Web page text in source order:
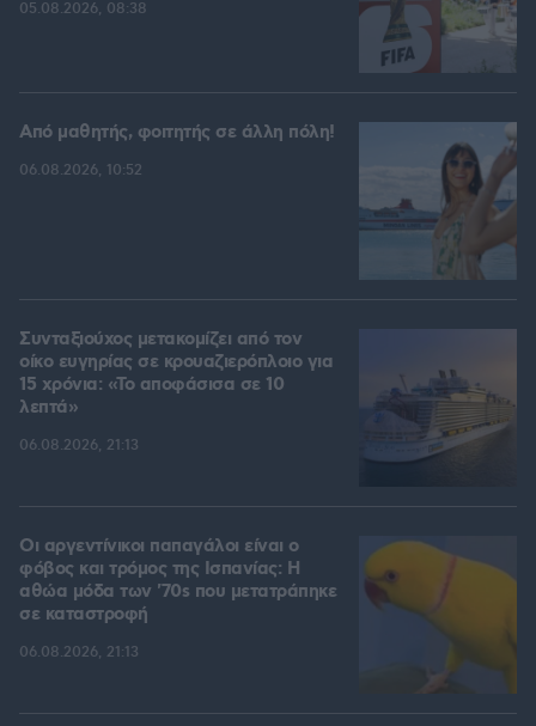
05.08.2026, 08:38
Από μαθητής, φοιτητής σε άλλη πόλη!
06.08.2026, 10:52
Συνταξιούχος μετακομίζει από τον
οίκο ευγηρίας σε κρουαζιερόπλοιο για
15 χρόνια: «Το αποφάσισα σε 10
λεπτά»
06.08.2026, 21:13
Οι αργεντίνικοι παπαγάλοι είναι ο
φόβος και τρόμος της Ισπανίας: Η
αθώα μόδα των '70s που μετατράπηκε
σε καταστροφή
06.08.2026, 21:13